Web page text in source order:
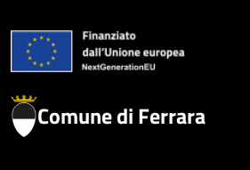
Comune di Ferrara